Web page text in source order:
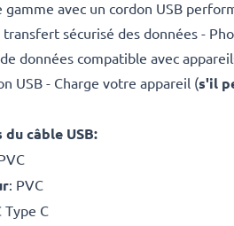
avec un cordon USB
sécurisé des données -
données compatible avec
USB - Charge votre appareil (s'il
câble USB:
: PVC
Type C